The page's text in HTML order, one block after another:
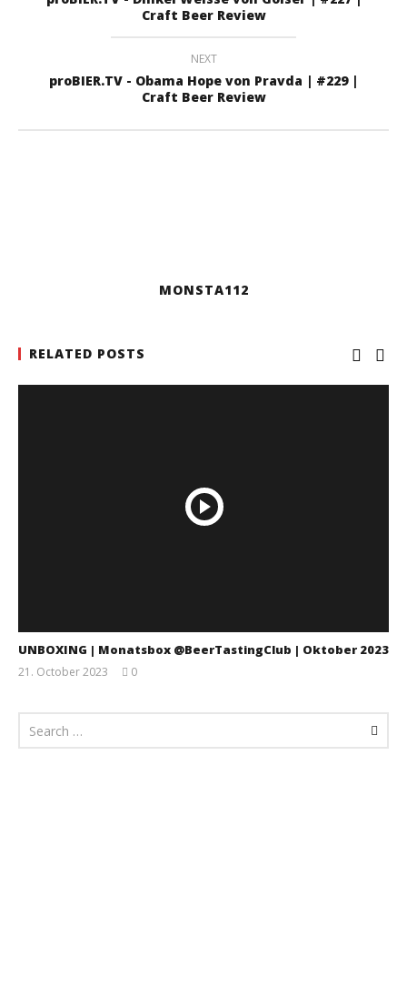
Craft Beer Review
NEXT
proBIER.TV - Obama Hope von Pravda | #229 |
Craft Beer Review
MONSTA112
RELATED POSTS
UNBOXING | Monatsbox @BeerTastingClub | Oktober 2023
21. October 2023
0